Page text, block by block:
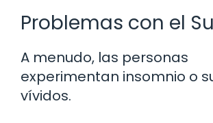
Problemas con el
A menudo, las personas
experimentan insomnio o
vívidos.